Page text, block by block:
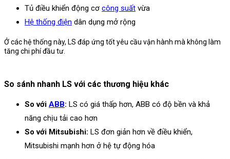
Tủ điều khiển động cơ công suất vừa
Hệ thống điện dân dụng mở rộng
Ở các hệ thống này, LS đáp ứng tốt yêu cầu vận hành mà không làm
tăng chi phí đầu tư.
So sánh nhanh LS với các thương hiệu khác
So với ABB: LS có giá thấp hơn, ABB có độ bền và khả
năng chịu tải cao hơn
So với Mitsubishi: LS đơn giản hơn về điều khiển,
Mitsubishi mạnh hơn ở hệ tự động hóa